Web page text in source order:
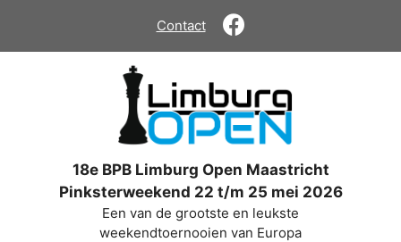
de
Contact
18e BPB Limburg Open Maastricht
Pinksterweekend 22 t/m 25 mei 2026
Een van de grootste en leukste
weekendtoernooien van Europa